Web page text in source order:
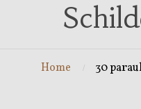
Home 30